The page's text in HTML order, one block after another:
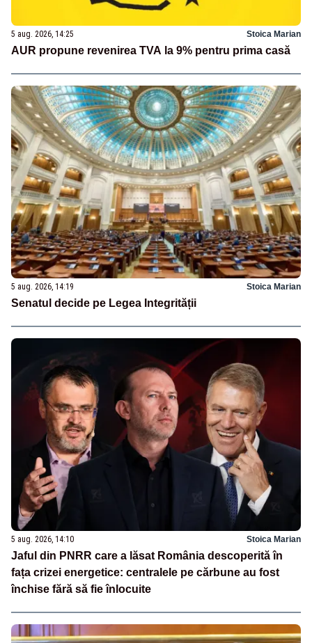
5 aug. 2026, 14:25 Stoica Marian
AUR propune revenirea TVA la 9% pentru prima casă
5 aug. 2026, 14:19 Stoica Marian
Senatul decide pe Legea Integrității
5 aug. 2026, 14:10 Stoica Marian
Jaful din PNRR care a lăsat România descoperită în
fața crizei energetice: centralele pe cărbune au fost
închise fără să fie înlocuite